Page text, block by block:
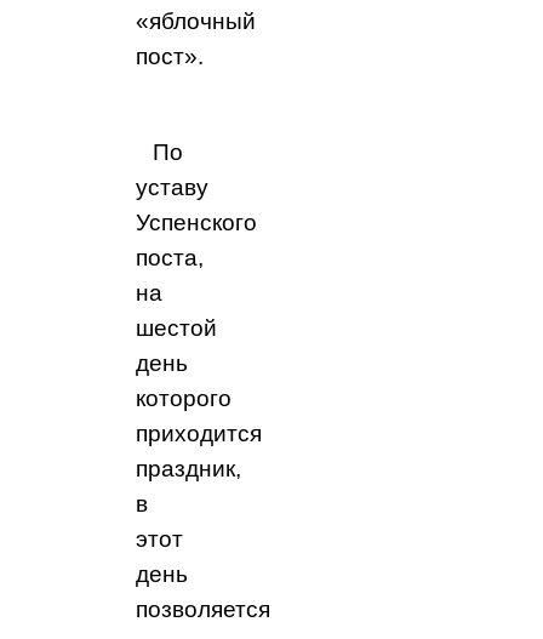
«яблочный
пост».
По
уставу
Успенского
поста,
на
шестой
день
которого
приходится
праздник,
в
этот
день
позволяется